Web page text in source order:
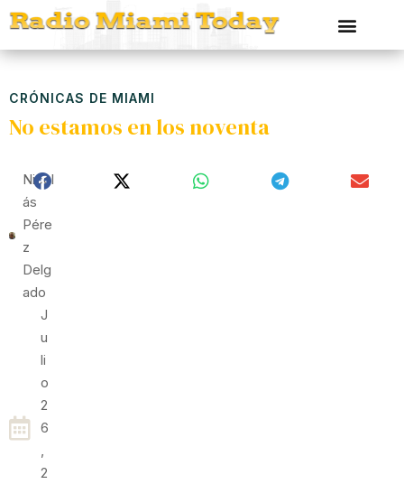
CRÓNICAS DE MIAMI
No estamos en los noventa
Nicol
Ás
Pére
Z
Delg
Ado
J
U
Li
O
2
6
,
2